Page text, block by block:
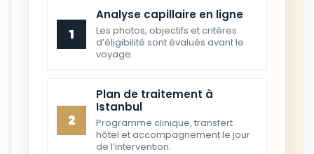
1
Analyse capillaire en ligne
Les photos, objectifs et critères
d’éligibilité sont évalués avant le
voyage.
2
Plan de traitement à
Istanbul
Programme clinique, transfert
hôtel et accompagnement le jour
de l’intervention.